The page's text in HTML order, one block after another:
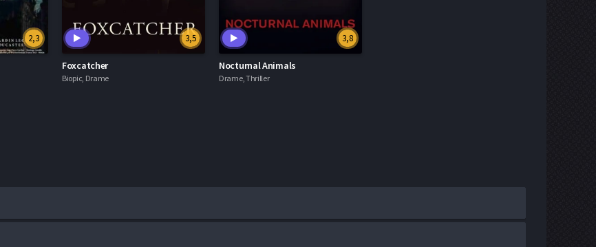
2,3 3,5
Foxcatcher
Biopic, Drame
3,8
Nocturnal Animals
Drame, Thriller